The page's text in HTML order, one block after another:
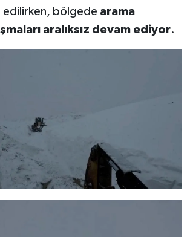
edilirken, bölgede arama
aralıksız devam ediyor.